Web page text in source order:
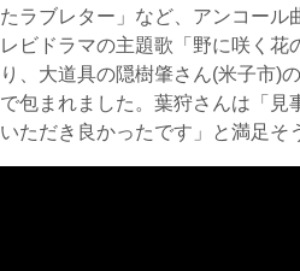
たラブレター」など、アンコール
レビドラマの主題歌「野に咲く花
り、大道具の隠樹肇さん(米子市)
で包まれました。葉狩さんは「見
いただき良かったです」と満足そ